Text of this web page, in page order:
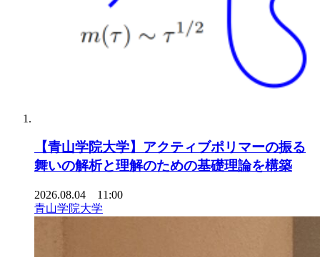
【青山学院大学】アクティブポリマーの振る
舞いの解析と理解のための基礎理論を構築
2026.08.04 11:00
青山学院大学